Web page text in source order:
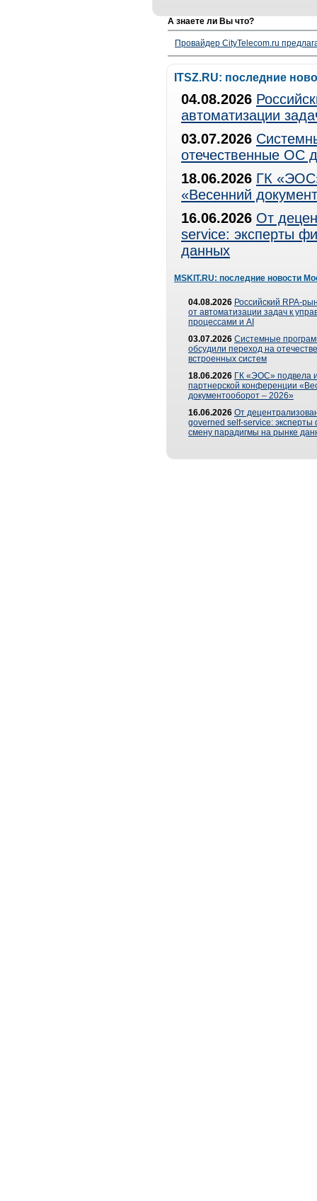
А знаете ли Вы что?
Провайдер CityTelecom.ru
ITSZ.RU: последние
04.08.2026
автоматизации
03.07.2026
отечественные ОС
18.06.2026 ГК
«Весенний
16.06.2026 От
service: эксперты
данных
MSKIT.RU: последние новости
04.08.2026 Российский RPA-
от автоматизации задач к
процессами и AI
03.07.2026 Системные
обсудили переход на
встроенных систем
18.06.2026 ГК «ЭОС» подвела
партнерской конференции
документооборот – 2026»
16.06.2026 От
governed self-service: эксперты
смену парадигмы на рынке